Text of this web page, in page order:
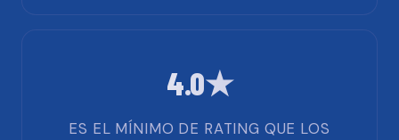
4.0★
ES EL MÍNIMO DE RATING QUE LOS